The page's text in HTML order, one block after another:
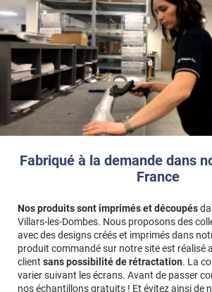
Fabriqué à la demande dans
France
Nos produits sont imprimés et découpés
Villars-les-Dombes. Nous proposons des
avec des designs créés et imprimés dans
produit commandé sur notre site est réalisé
client sans possibilité de rétractation. La
varier suivant les écrans. Avant de passer
nos échantillons gratuits ! Et évitez ainsi de